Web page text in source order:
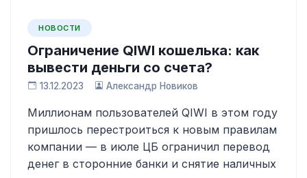
НОВОСТИ
Ограничение QIWI кошелька: как
вывести деньги со счета?
13.12.2023 Александр Новиков
Миллионам пользователей QIWI в этом году
пришлось перестроиться к новым правилам
компании — в июле ЦБ ограничил перевод
денег в сторонние банки и снятие наличных